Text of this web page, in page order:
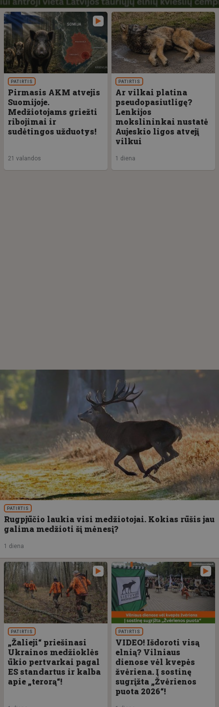
PATIRTIS
Pirmasis AKM atvejis
Suomijoje.
Medžiotojams griežti
ribojimai ir
sudėtingos užduotys!
21 valandos
PATIRTIS
Ar vilkai platina
pseudopasiutligę?
Lenkijos
mokslininkai nustatė
Aujeskio ligos atvejį
vilkui
1 diena
PATIRTIS
Rugpjūčio laukia visi medžiotojai. Kokias rūšis jau
galima medžioti šį mėnesį?
1 diena
PATIRTIS
„Žalieji“ priešinasi
Ukrainos medžioklės
ūkio pertvarkai pagal
ES standartus ir kalba
apie „terorą“!
PATIRTIS
VIDEO! Išdoroti visą
elnią? Vilniaus
dienose vėl kvepės
žvėriena. Į sostinę
sugrįžta „Žvėrienos
puota 2026“!